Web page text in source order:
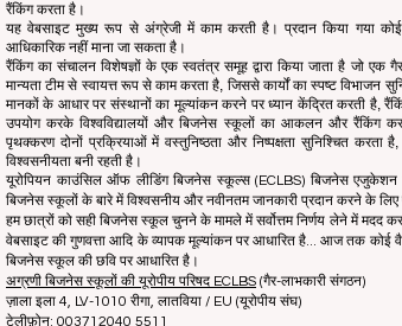
रैंकिंग करता है।
यह वेबसाइट मुख्य रूप से अंग्रेजी में काम करती है। प्रदान किया गया
आधिकारिक नहीं माना जा सकता है।
रैंकिंग का संचालन विशेषज्ञों के एक स्वतंत्र समूह द्वारा किया जाता है जो
मान्यता टीम से स्वायत्त रूप से काम करता है, जिससे कार्यों का स्पष्ट विभाजन
मानकों के आधार पर संस्थानों का मूल्यांकन करने पर ध्यान केंद्रित करती है,
उपयोग करके विश्वविद्यालयों और बिजनेस स्कूलों का आकलन और रैंकिंग
पृथक्करण दोनों प्रक्रियाओं में वस्तुनिष्ठता और निष्पक्षता सुनिश्चित
विश्वसनीयता बनी रहती है।
यूरोपियन काउंसिल ऑफ लीडिंग बिजनेस स्कूल्स (ECLBS) बिजनेस एजुकेशन
बिजनेस स्कूलों के बारे में विश्वसनीय और नवीनतम जानकारी प्रदान करने के लिए
हम छात्रों को सही बिजनेस स्कूल चुनने के मामले में सर्वोत्तम निर्णय लेने में मदद
वेबसाइट की गुणवत्ता आदि के व्यापक मूल्यांकन पर आधारित है... आज तक कोई
बिजनेस स्कूल की छवि पर आधारित है।
अग्रणी बिजनेस स्कूलों की यूरोपीय परिषद ECLBS (गैर-लाभकारी संगठन)
ज़ाला इला 4, LV-1010 रीगा, लातविया / EU (यूरोपीय संघ)
टेलीफ़ोन: 003712040 5511